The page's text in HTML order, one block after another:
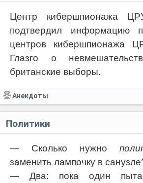
Центр кибершпионажа
подтвердил информацию
центров кибершпионажа
Глазго о
британские выборы.
Анекдоты
Политики
— Сколько нужно
заменить лампочку в
— Два: пока один